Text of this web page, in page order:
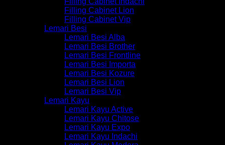
Filling Cabinet Lion
Filling Cabinet Vip
Lemari Besi
Lemari Besi Alba
Lemari Besi Brother
Lemari Besi Frontline
Lemari Besi Importa
Lemari Besi Kozure
Lemari Besi Lion
Lemari Besi Vip
Lemari Kayu
Lemari Kayu Active
Lemari Kayu Chitose
Lemari Kayu Expo
Lemari Kayu Indachi